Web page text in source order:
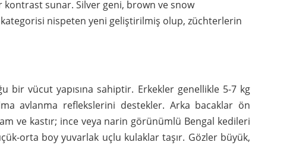
sunar. Silver geni, brown ve snow
nispeten yeni geliştirilmiş olup, züchterlerin
bir vücut yapısına sahiptir. Erkekler genellikle 5-7 kg
avlanma reflekslerini destekler. Arka bacaklar ön
ve kastır; ince veya narin görünümlü Bengal kedileri
orta boy yuvarlak uçlu kulaklar taşır. Gözler büyük,